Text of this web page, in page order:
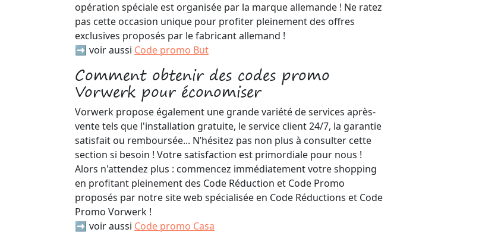
opération spéciale est organisée par la marque allemande ! Ne ratez
pas cette occasion unique pour profiter pleinement des offres
exclusives proposés par le fabricant allemand !
➡️ voir aussi Code promo But
Comment obtenir des codes promo
Vorwerk pour économiser
Vorwerk propose également une grande variété de services après-
vente tels que l'installation gratuite, le service client 24/7, la garantie
satisfait ou remboursée... N’hésitez pas non plus à consulter cette
section si besoin ! Votre satisfaction est primordiale pour nous !
Alors n'attendez plus : commencez immédiatement votre shopping
en profitant pleinement des Code Réduction et Code Promo
proposés par notre site web spécialisée en Code Réductions et Code
Promo Vorwerk !
➡️ voir aussi Code promo Casa